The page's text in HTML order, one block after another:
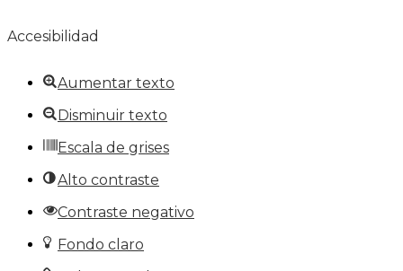
Accesibilidad
Aumentar texto
Disminuir texto
Escala de grises
Alto contraste
Contraste negativo
Fondo claro